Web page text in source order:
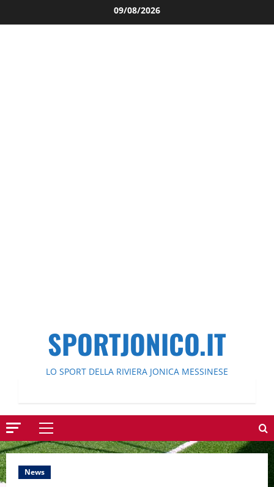
al
09/08/2026
SPORTJONICO.IT
LO SPORT DELLA RIVIERA JONICA MESSINESE
Menu
principale
News